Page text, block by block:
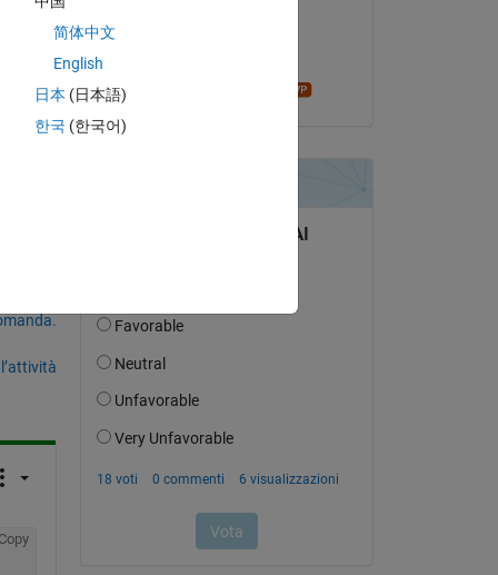
简体中文
English
日本 (日本語)
한국 (한국어)